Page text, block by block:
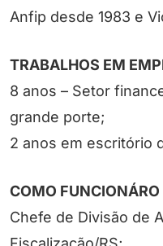
Anfip desde 1983 e
TRABALHOS EM
8 anos – Setor
grande porte;
2 anos em escritório
COMO FUNCIONÁRO
Chefe de Divisão de